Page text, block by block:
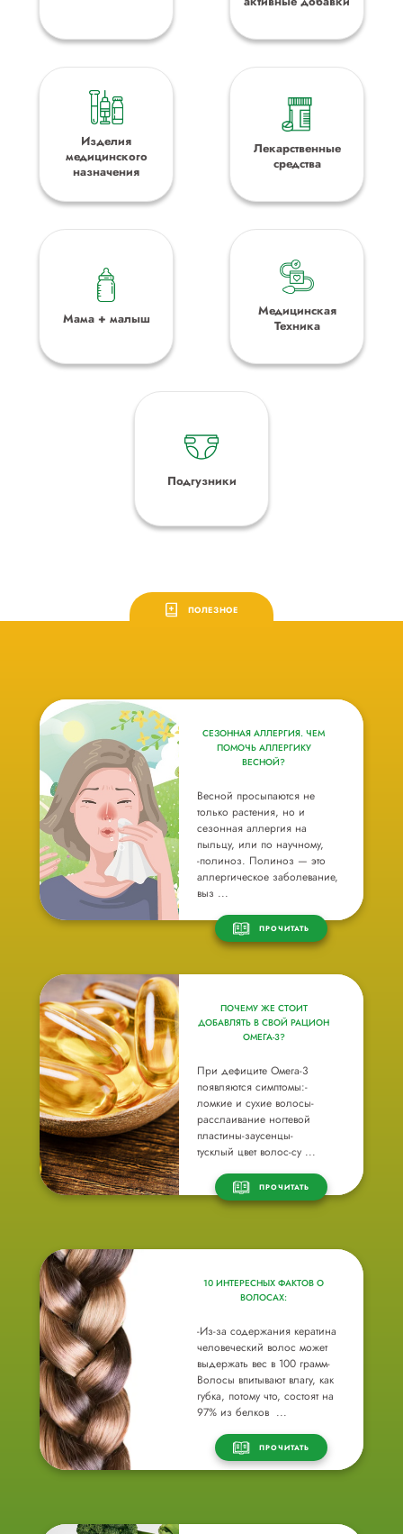
Изделия
медицинского
назначения
Лекарственные
средства
Мама + малыш
Медицинская
Техника
Подгузники
ПОЛЕЗНОЕ
СЕЗОННАЯ АЛЛЕРГИЯ. ЧЕМ
ПОМОЧЬ АЛЛЕРГИКУ
ВЕСНОЙ?
Весной просыпаются не
только растения, но и
сезонная аллергия на
пыльцу, или по научному,
-полиноз. Полиноз — это
аллергическое заболевание,
выз ...
ПРОЧИТАТЬ
ПОЧЕМУ ЖЕ СТОИТ
ДОБАВЛЯТЬ В СВОЙ РАЦИОН
ОМЕГА-3?
При дефиците Омега-3
появляются симптомы:-
ломкие и сухие волосы-
расслаивание ногтевой
пластины-заусенцы-
тусклый цвет волос-су ...
ПРОЧИТАТЬ
10 ИНТЕРЕСНЫХ ФАКТОВ О
ВОЛОСАХ:
-Из-за содержания кератина
человеческий волос может
выдержать вес в 100 грамм-
Волосы впитывают влагу, как
губка, потому что, состоят на
97% из белков ...
ПРОЧИТАТЬ